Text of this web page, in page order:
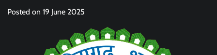
Posted on 19 June 2025